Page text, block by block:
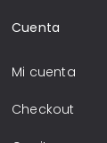
Cuenta
Mi cuenta
Checkout